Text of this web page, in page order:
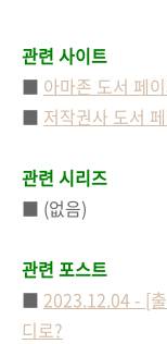
관련 사이트
■ 아마존 도서 페
■ 저작권사 도서
관련 시리즈
■ (없음)
관련 포스트
■ 2023.12.04 - [
디로?